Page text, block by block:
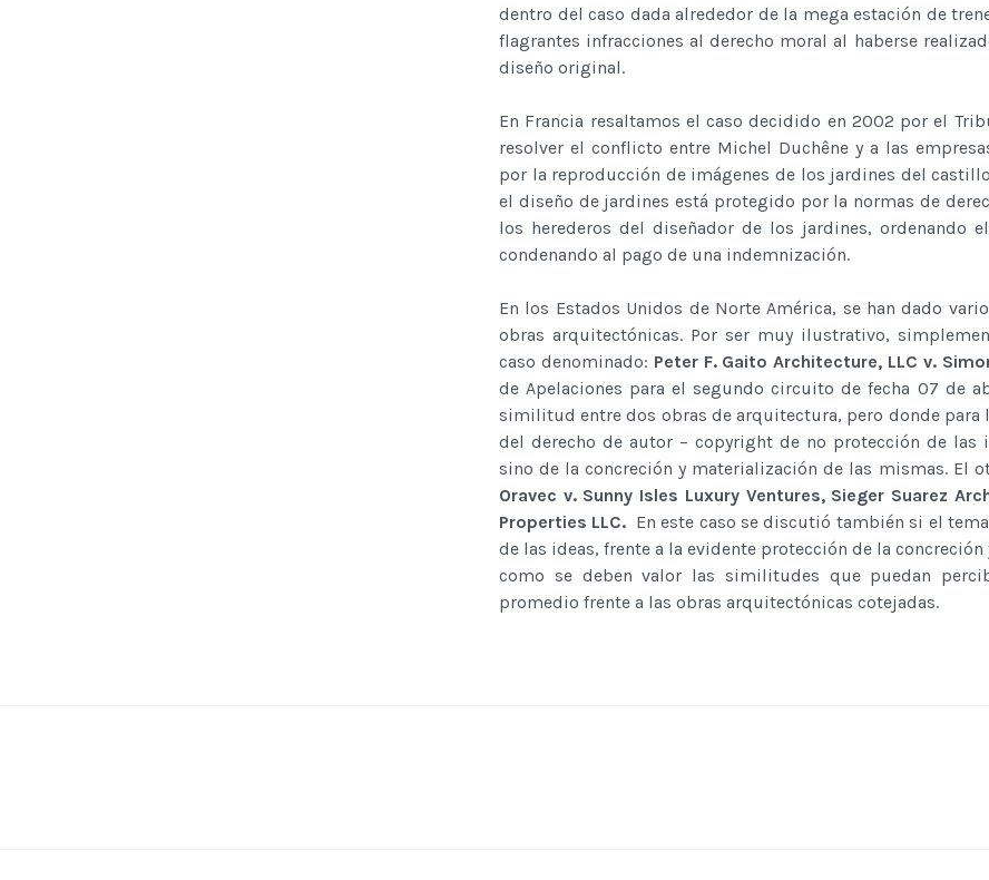
dentro del caso dada alrededor de la mega estación de
flagrantes infracciones al derecho moral al haberse
diseño original.
En Francia resaltamos el caso decidido en 2002 por el
resolver el conflicto entre Michel Duchêne y a las
por la reproducción de imágenes de los jardines del
el diseño de jardines está protegido por la normas de
los herederos del diseñador de los jardines, ordenando
condenando al pago de una indemnización.
En los Estados Unidos de Norte América, se han dado
obras arquitectónicas. Por ser muy ilustrativo,
caso denominado: Peter F. Gaito Architecture, LLC v.
de Apelaciones para el segundo circuito de fecha 07 de
similitud entre dos obras de arquitectura, pero donde
del derecho de autor – copyright de no protección de las
sino de la concreción y materialización de las mismas. El
Oravec v. Sunny Isles Luxury Ventures, Sieger Suarez
Properties LLC. En este caso se discutió también si el
de las ideas, frente a la evidente protección de la
como se deben valor las similitudes que puedan
promedio frente a las obras arquitectónicas cotejadas.